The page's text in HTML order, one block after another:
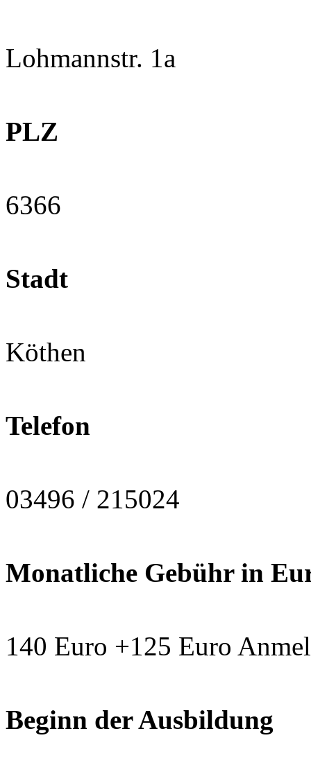
Lohmannstr. 1a
PLZ
6366
Stadt
Köthen
Telefon
03496 / 215024
Monatliche Gebühr in
140 Euro +125 Euro
Beginn der Ausbildung